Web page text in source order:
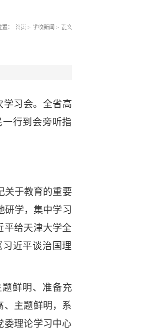
招生就业 合作交流
： 首页 > 学校新闻 > 正文
学习会。全省高
行到会旁听指
关于教育的重要
研学，集中学习
平给天津大学全
近平谈治国理
鲜明、准备充
、主题鲜明，系
委理论学习中心